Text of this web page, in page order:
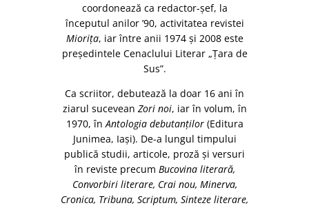
coordonează ca redactor-șef, la
începutul anilor ’90, activitatea revistei
Miorița, iar între anii 1974 și 2008 este
președintele Cenaclului Literar „Țara de
Sus”.
Ca scriitor, debutează la doar 16 ani în
ziarul sucevean Zori noi, iar în volum, în
1970, înAntologia debutanților (Editura
Junimea, Iași). De-a lungul timpului
publică studii, articole, proză și versuri
în reviste precum Bucovina literară,
Convorbiri literare, Crai nou, Minerva,
Cronica, Tribuna, Scriptum, Sinteze literare,